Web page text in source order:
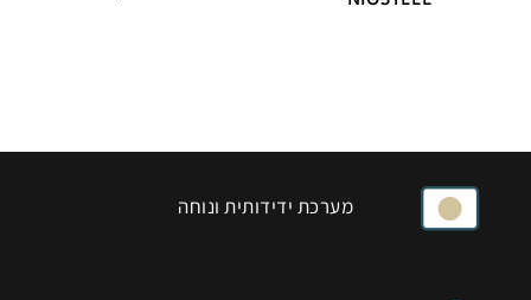
מערכת ידידותית ונוחה